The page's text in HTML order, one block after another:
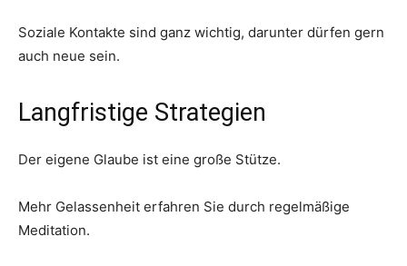
Soziale Kontakte sind ganz wichtig, darunter dürfen gern
auch neue sein.
Langfristige Strategien
Der eigene Glaube ist eine große Stütze.
Mehr Gelassenheit erfahren Sie durch regelmäßige
Meditation.